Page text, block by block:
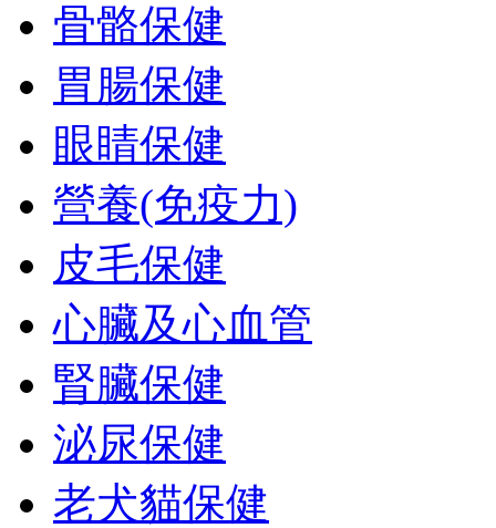
骨骼保健
胃腸保健
眼睛保健
營養(免疫力)
皮毛保健
心臟及心血管
腎臟保健
泌尿保健
老犬貓保健